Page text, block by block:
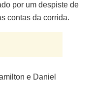
por um despiste de
contas da corrida.
e Daniel